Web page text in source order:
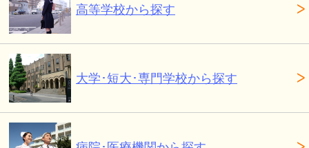
高等学校から探す
大学･短大･専門学校から探す